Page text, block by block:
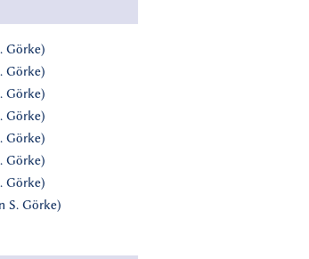
Görke)
Görke)
Görke)
Görke)
Görke)
Görke)
Görke)
S. Görke)